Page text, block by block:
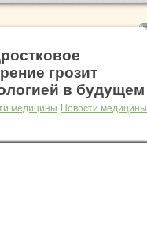
грозит
в будущем
медицины Новости медицины